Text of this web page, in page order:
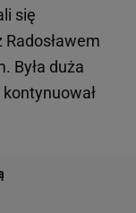
się
Była duża